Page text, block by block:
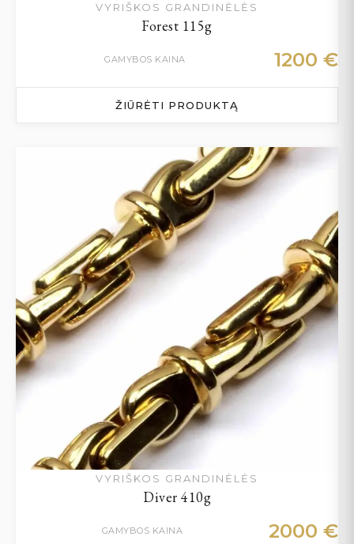
VYRIŠKOS GRANDINĖLĖS
Forest 115g
GAMYBOS KAINA 1200 €
ŽIŪRĖTI PRODUKTĄ
VYRIŠKOS GRANDINĖLĖS
Diver 410g
GAMYBOS KAINA 2000 €